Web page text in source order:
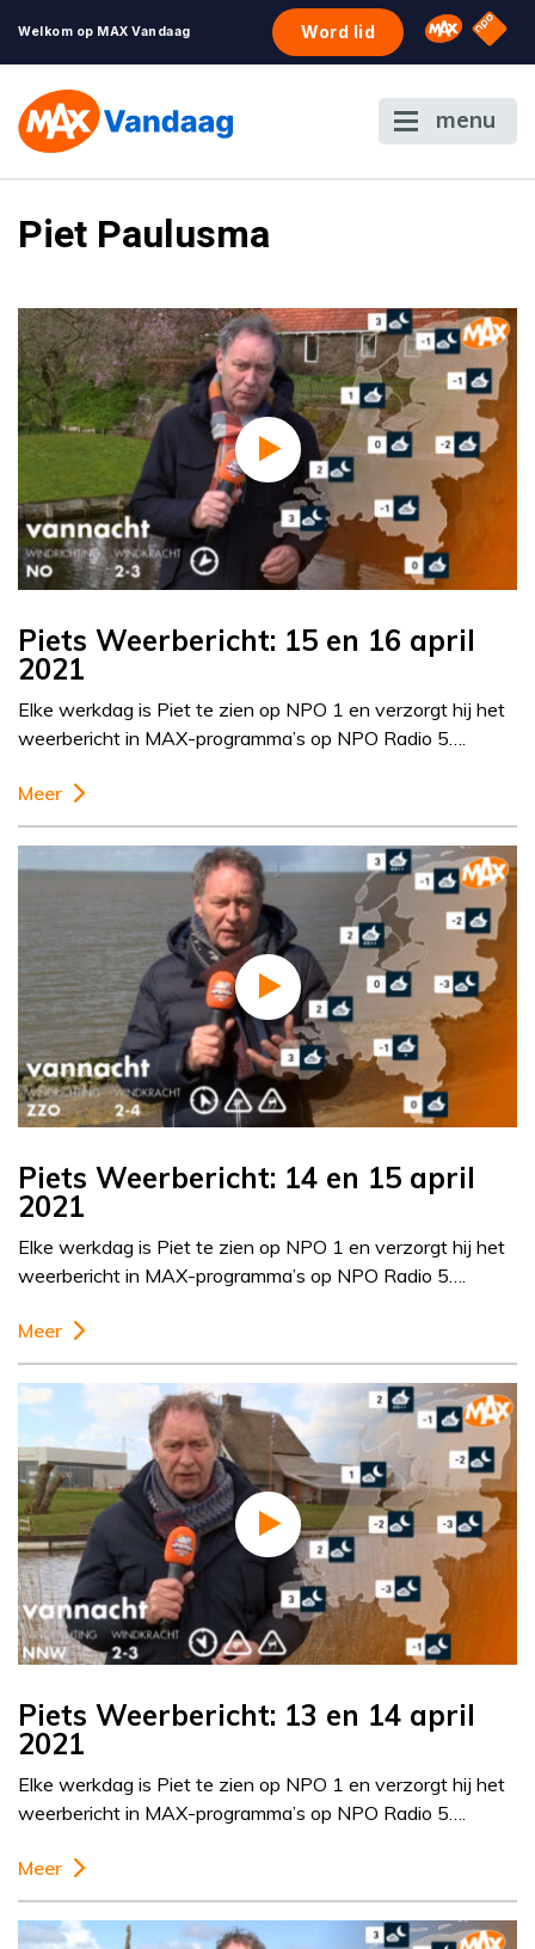
Welkom op MAX Vandaag Word lid Omroep
NPO
menu
Piet Paulusma
Piets Weerbericht: 15 en 16 april
2021
Elke werkdag is Piet te zien op NPO 1 en verzorgt hij het
weerbericht in MAX-programma’s op NPO Radio 5….
Meer
Piets Weerbericht: 14 en 15 april
2021
Elke werkdag is Piet te zien op NPO 1 en verzorgt hij het
weerbericht in MAX-programma’s op NPO Radio 5….
Meer
Piets Weerbericht: 13 en 14 april
2021
Elke werkdag is Piet te zien op NPO 1 en verzorgt hij het
weerbericht in MAX-programma’s op NPO Radio 5….
Meer